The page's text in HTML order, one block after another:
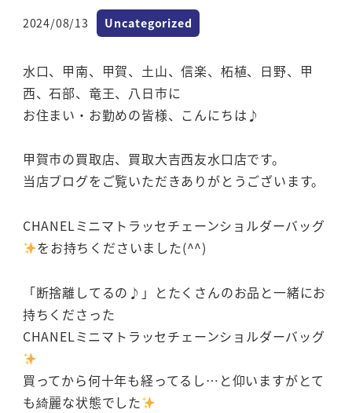
投稿日
2024/08/13 カテゴリー
Uncategorized
水口、甲南、甲賀、土山、信楽、柘植、日野、甲
西、石部、竜王、八日市に
お住まい・お勤めの皆様、こんにちは♪
甲賀市の買取店、買取大吉西友水口店です。
当店ブログをご覧いただきありがとうございます。
CHANELミニマトラッセチェーンショルダーバッグ
をお持ちくださいました(^^)
「断捨離してるの♪」とたくさんのお品と一緒にお
持ちくださった
CHANELミニマトラッセチェーンショルダーバッグ
買ってから何十年も経ってるし…と仰いますがとて
も綺麗な状態でした